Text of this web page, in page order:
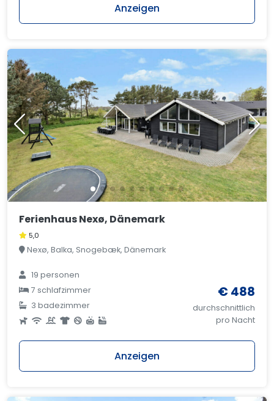
Anzeigen
Ferienhaus Nexø, Dänemark
5,0
Nexø, Balka, Snogebæk, Dänemark
19 personen
7 schlafzimmer
3 badezimmer
€ 488
durchschnittlich
pro Nacht
Anzeigen